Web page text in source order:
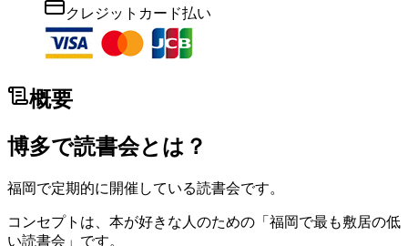
クレジットカード払い
概要
博多で読書会とは？
福岡で定期的に開催している読書会です。
コンセプトは、本が好きな人のための「福岡で最も敷居の低
い読書会」です。